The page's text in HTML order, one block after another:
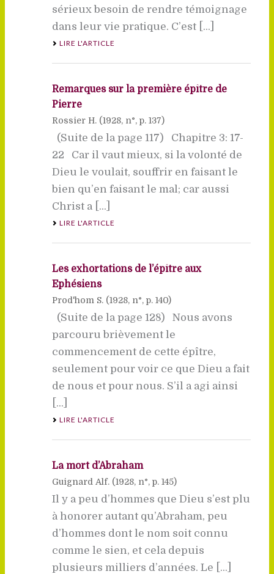
sérieux besoin de rendre témoignage
dans leur vie pratique. C’est [...]
LIRE L'ARTICLE
Remarques sur la première épître de
Pierre
Rossier H. (1928, n°, p. 137)
(Suite de la page 117) Chapitre 3: 17-
22 Car il vaut mieux, si la volonté de
Dieu le voulait, souffrir en faisant le
bien qu’en faisant le mal; car aussi
Christ a [...]
LIRE L'ARTICLE
Les exhortations de l’épître aux
Ephésiens
Prod'hom S. (1928, n°, p. 140)
(Suite de la page 128) Nous avons
parcouru brièvement le
commencement de cette épître,
seulement pour voir ce que Dieu a fait
de nous et pour nous. S’il a agi ainsi
[...]
LIRE L'ARTICLE
La mort d’Abraham
Guignard Alf. (1928, n°, p. 145)
Il y a peu d’hommes que Dieu s’est plu
à honorer autant qu’Abraham, peu
d’hommes dont le nom soit connu
comme le sien, et cela depuis
plusieurs milliers d’années. Le [...]